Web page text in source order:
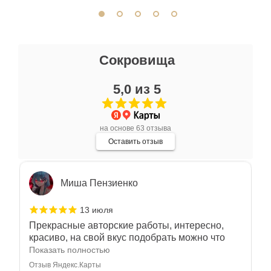
Сокровища
5,0 из 5
на основе 63 отзыва
Оставить отзыв
Очень большой выбор украшений! Каждое -
индивидуально и завораживает своей
красотой! Трудно не купить всё! Спасибо!
Отзыв Яндекс.Карты
Миша Пензиенко
13 июля
Прекрасные авторские работы, интересно,
красиво, на свой вкус подобрать можно что
угодно
Показать полностью
Отзыв Яндекс.Карты